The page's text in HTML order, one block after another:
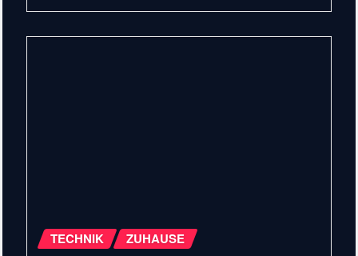
TECHNIK ZUHAUSE